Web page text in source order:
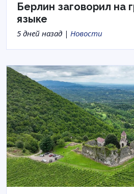
Берлин заговорил на
языке
5 дней назад | Новости